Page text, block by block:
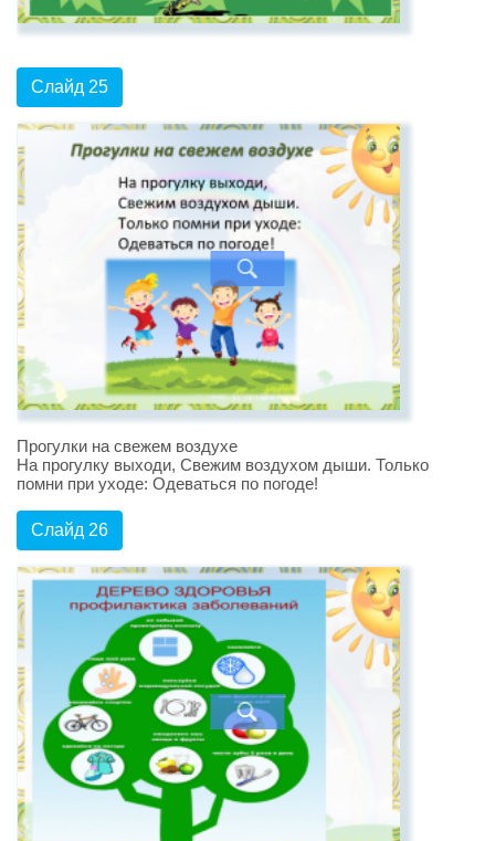
Слайд 25
Прогулки на свежем воздухе
На прогулку выходи, Свежим воздухом дыши. Только
помни при уходе: Одеваться по погоде!
Слайд 26